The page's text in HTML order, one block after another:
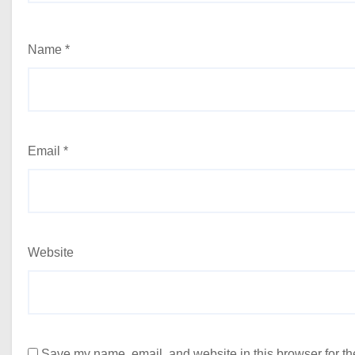
Name *
Email *
Website